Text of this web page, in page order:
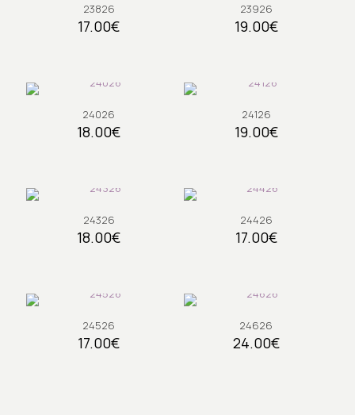
23826
17.00€
23926
19.00€
24026
18.00€
24126
19.00€
24326
18.00€
24426
17.00€
24526
17.00€
24626
24.00€